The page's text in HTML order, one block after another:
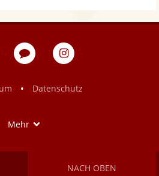
Blog
eventpeppers
• Datenschutz
Mehr
NACH OBEN